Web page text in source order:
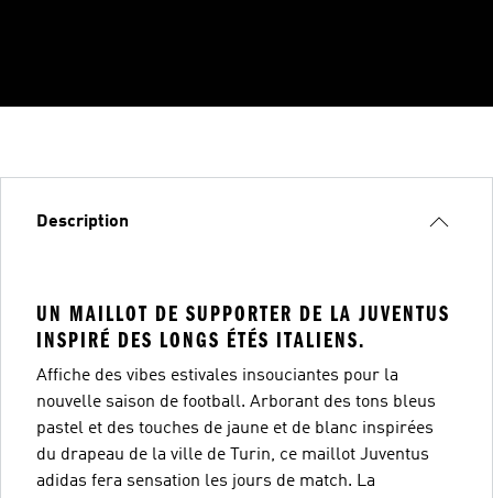
Description
UN MAILLOT DE SUPPORTER DE LA JUVENTUS
INSPIRÉ DES LONGS ÉTÉS ITALIENS.
Affiche des vibes estivales insouciantes pour la
nouvelle saison de football. Arborant des tons bleus
pastel et des touches de jaune et de blanc inspirées
du drapeau de la ville de Turin, ce maillot Juventus
adidas fera sensation les jours de match. La